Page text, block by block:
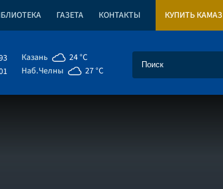
ГАЗЕТА КОНТАКТЫ КУПИТЬ КАМАЗ
Казань
24 °C
Наб.Челны
27 °C